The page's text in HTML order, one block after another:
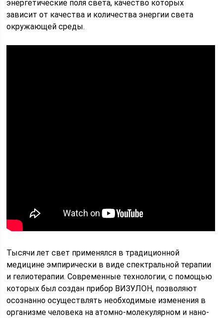
энергетические поля света, качество которых
зависит от качества и количества энергии света
окружающей среды.
Тысячи лет свет применялся в традиционной
медицине эмпирически в виде спектральной терапии
и гелиотерапии. Современные технологии, с помощью
которых был создан прибор ВИЗУЛОН, позволяют
осознанно осуществлять необходимые изменения в
организме человека на атомно-молекулярном и нано-